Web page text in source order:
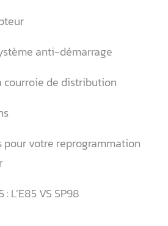
anti-démarrage
courroie de distribution
pour votre reprogrammation
L’E85 VS SP98